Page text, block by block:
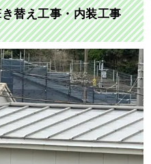
替え工事・内装工事